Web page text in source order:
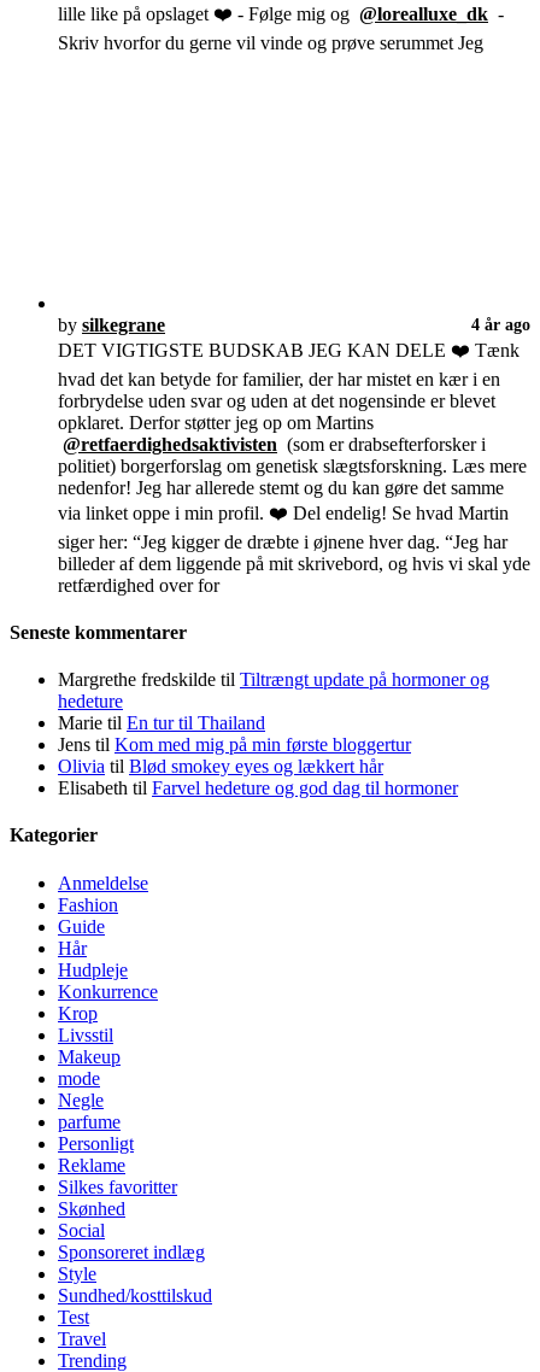
lille like på opslaget ❤️ - Følge mig og @lorealluxe_dk -
Skriv hvorfor du gerne vil vinde og prøve serummet Jeg
by silkegrane 4 år ago
DET VIGTIGSTE BUDSKAB JEG KAN DELE ❤️ Tænk
hvad det kan betyde for familier, der har mistet en kær i en
forbrydelse uden svar og uden at det nogensinde er blevet
opklaret. Derfor støtter jeg op om Martins
@retfaerdighedsaktivisten (som er drabsefterforsker i
politiet) borgerforslag om genetisk slægtsforskning. Læs mere
nedenfor! Jeg har allerede stemt og du kan gøre det samme
via linket oppe i min profil. ❤️ Del endelig! Se hvad Martin
siger her: “Jeg kigger de dræbte i øjnene hver dag. “Jeg har
billeder af dem liggende på mit skrivebord, og hvis vi skal yde
retfærdighed over for
Seneste kommentarer
Margrethe fredskilde til Tiltrængt update på hormoner og
hedeture
Marie til En tur til Thailand
Jens til Kom med mig på min første bloggertur
Olivia til Blød smokey eyes og lækkert hår
Elisabeth til Farvel hedeture og god dag til hormoner
Kategorier
Anmeldelse
Fashion
Guide
Hår
Hudpleje
Konkurrence
Krop
Livsstil
Makeup
mode
Negle
parfume
Personligt
Reklame
Silkes favoritter
Skønhed
Social
Sponsoreret indlæg
Style
Sundhed/kosttilskud
Test
Travel
Trending